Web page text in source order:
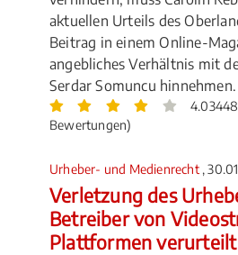
aktuellen Urteils des
Beitrag in einem Online-
angebliches Verhältnis mit
Serdar Somuncu hinnehmen.
Bewertungen)
Urheber- und Medienrecht ,
Verletzung des
Betreiber von
Plattformen verurteilt